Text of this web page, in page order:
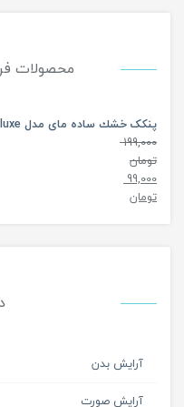
محصولات
پنکک خشك ساده مای مدل deluxe
199,000
تومان
99,000
تومان
آرایش بدن
آرایش صورت